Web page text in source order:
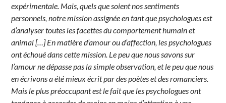
expérimentale. Mais, quels que soient nos sentiments
personnels, notre mission assignée en tant que psychologues est
d’analyser toutes les facettes du comportement humain et
animal […] En matière d’amour ou d’affection, les psychologues
ont échoué dans cette mission. Le peu que nous savons sur
l’amour ne dépasse pas la simple observation, et le peu que nous
en écrivons a été mieux écrit par des poètes et des romanciers.
Mais le plus préoccupant est le fait que les psychologues ont